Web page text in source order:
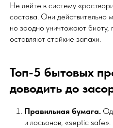
Не лейте в систему
состава. Они действительно
но заодно уничтожают биоту,
оставляют стойкие запахи.
Топ-5 бытовых
доводить до
Правильная бумага.
и лосьонов, «septic safe».